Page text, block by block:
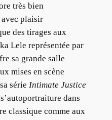
très bien
avec plaisir
des tirages aux
Lele représentée par
sa grande salle
mises en scène
série Intimate Justice
dans
classique comme aux